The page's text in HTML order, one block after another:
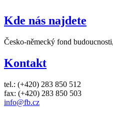
Kde nás najdete
Česko-německý fond
Kontakt
tel.: (+420) 283 850 512
fax: (+420) 283 850 503
info@fb.cz